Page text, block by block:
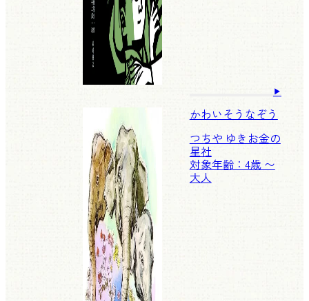
かわいそうなぞう
つちや ゆきお金の
星社
対象年齢：4歳 〜
大人